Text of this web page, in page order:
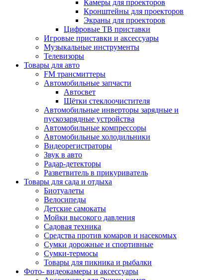
Камеры для проекторов
Кронштейны для проекторов
Экраны для проекторов
Цифровые ТВ приставки
Игровые приставки и аксессуары
Музыкальные инструменты
Телевизоры
Товары для авто
FM трансмиттеры
Автомобильные запчасти
Автосвет
Щётки стеклоочистителя
Автомобильные инверторы зарядные и
пускозарядные устройства
Автомобильные компрессоры
Автомобильные холодильники
Видеорегистраторы
Звук в авто
Радар-детекторы
Разветвитель в прикуриватель
Товары для сада и отдыха
Биотуалеты
Велосипеды
Детские самокаты
Мойки высокого давления
Садовая техника
Средства против комаров и насекомых
Сумки дорожные и спортивные
Сумки-термосы
Товары для пикника и рыбалки
Фото- видеокамеры и аксессуары